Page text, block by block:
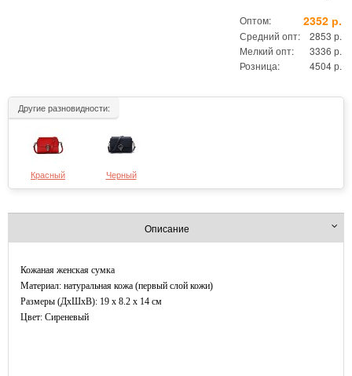
Оптом: 2352 р.
Средний опт:
2853 р.
Мелкий опт:
3336 р.
Розница:
4504 р.
Другие разновидности:
Красный Черный
Описание
Кожаная женская сумка
Материал: натуральная кожа (первый слой кожи)
Размеры (ДxШхВ): 19 x 8.2 x 14 см
Цвет: Сиреневый